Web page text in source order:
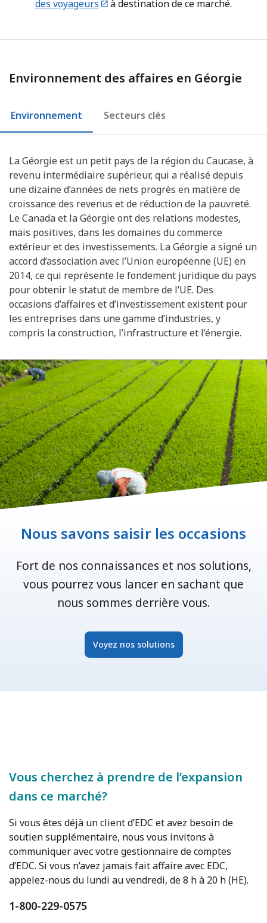
des voyageurs à destination de ce marché.
Environnement des affaires en Géorgie
Environnement Secteurs clés
La Géorgie est un petit pays de la région du Caucase, à
revenu intermédiaire supérieur, qui a réalisé depuis
une dizaine d’années de nets progrès en matière de
croissance des revenus et de réduction de la pauvreté.
Le Canada et la Géorgie ont des relations modestes,
mais positives, dans les domaines du commerce
extérieur et des investissements. La Géorgie a signé un
accord d’association avec l’Union européenne (UE) en
2014, ce qui représente le fondement juridique du pays
pour obtenir le statut de membre de l’UE. Des
occasions d’affaires et d’investissement existent pour
les entreprises dans une gamme d’industries, y
compris la construction, l’infrastructure et l’énergie.
Nous savons saisir les occasions
Fort de nos connaissances et nos solutions,
vous pourrez vous lancer en sachant que
nous sommes derrière vous.
Voyez nos solutions
Vous cherchez à prendre de l’expansion
dans ce marché?
Si vous êtes déjà un client d’EDC et avez besoin de
soutien supplémentaire, nous vous invitons à
communiquer avec votre gestionnaire de comptes
d’EDC. Si vous n’avez jamais fait affaire avec EDC,
appelez-nous du lundi au vendredi, de 8 h à 20 h (HE).
1-800-229-0575